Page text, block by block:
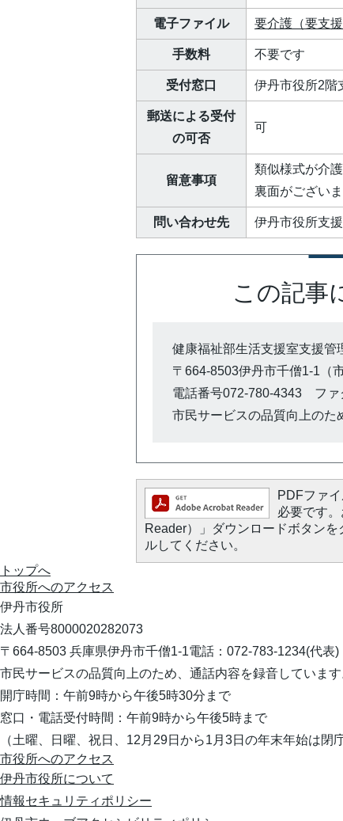
電子ファイル 要介護（要支
手数料 不要です
受付窓口 伊丹市役所2階
郵送による受付
の可否
可
留意事項
類似様式が介
裏面がござい
問い合わせ先 伊丹市役所支
この記事
健康福祉部生活支援室支援管
〒664-8503伊丹市千僧1-1（
電話番号072-780-4343 ファ
市民サービスの品質向上のた
PDFファ
必要です
Reader）」ダウンロードボタン
ルしてください。
トップへ
市役所へのアクセス
伊丹市役所
法人番号8000020282073
〒664-8503 兵庫県伊丹市千僧1-1電話：072-783-1234(代表)
市民サービスの品質向上のため、通話内容を録音しています
開庁時間：午前9時から午後5時30分まで
窓口・電話受付時間：午前9時から午後5時まで
（土曜、日曜、祝日、12月29日から1月3日の年末年始は閉庁
市役所へのアクセス
伊丹市役所について
情報セキュリティポリシー